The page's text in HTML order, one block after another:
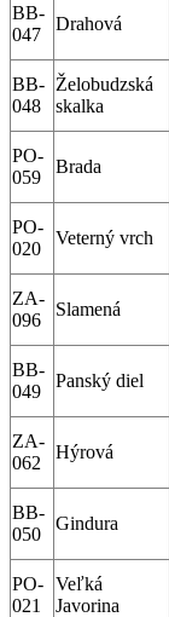
BB-
047
Drahová
BB-
048
Želobudzská
skalka
PO-
059
Brada
PO-
020
Veterný vrch
ZA-
096
Slamená
BB-
049
Panský diel
ZA-
062
Hýrová
BB-
050
Gindura
PO-
021
Veľká
Javorina